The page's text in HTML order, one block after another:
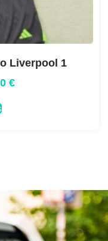
Liverpool 1
€